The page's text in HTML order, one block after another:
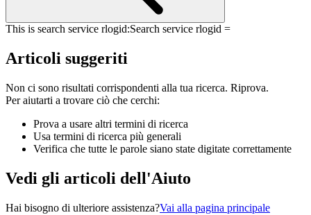
This is search service rlogid:Search service rlogid =
Articoli suggeriti
Non ci sono risultati corrispondenti alla tua ricerca. Riprova.
Per aiutarti a trovare ciò che cerchi:
Prova a usare altri termini di ricerca
Usa termini di ricerca più generali
Verifica che tutte le parole siano state digitate correttamente
Vedi gli articoli dell'Aiuto
Hai bisogno di ulteriore assistenza?Vai alla pagina principale